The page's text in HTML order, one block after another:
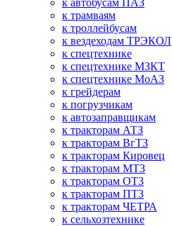
к трамваям
к троллейбусам
к вездеходам ТРЭКОЛ
к спецтехнике
к спецтехнике МЗКТ
к спецтехнике МоАЗ
к грейдерам
к погрузчикам
к автозаправщикам
к тракторам АТЗ
к тракторам ВгТЗ
к тракторам Кировец
к тракторам МТЗ
к тракторам ОТЗ
к тракторам ПТЗ
к тракторам ЧЕТРА
к сельхозтехнике